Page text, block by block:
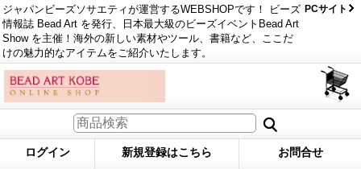
ジャパンビーズソサエティが運営するWEBSHOPです！ ビーズ
情報誌 Bead Art を発行、日本最大級のビーズイベントBead Art
Show を主催！海外の新しい素材やツール、書籍など、ここだ
けの魅力的なアイテムをご紹介いたします。
PCサイト
ログイン 新規登録はこちら お問合せ